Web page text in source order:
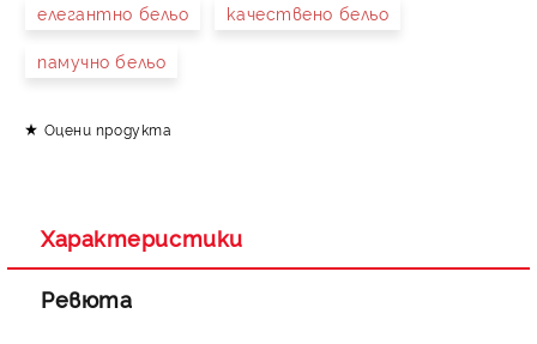
елегантно бельо качествено бельо
памучно бельо
Оцени продукта
Характеристики
Ревюта